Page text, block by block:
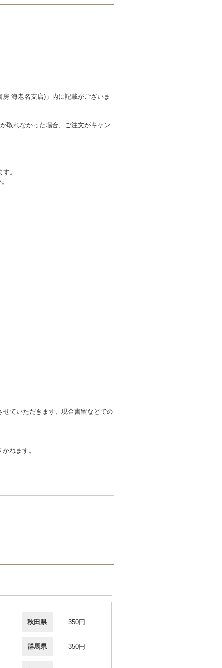
海老名支店)」内に記載がございま
取れなかった場合、ご注文がキャン
。
ていただきます。現金書留などでの
ねます。
秋田県 350円
群馬県 350円